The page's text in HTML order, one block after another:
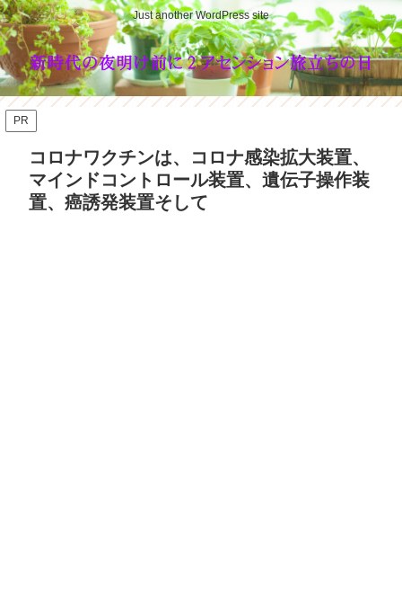
Just another WordPress site
PR
コロナワクチンは、コロナ感染拡大装置、
マインドコントロール装置、遺伝子操作装
置、癌誘発装置そして